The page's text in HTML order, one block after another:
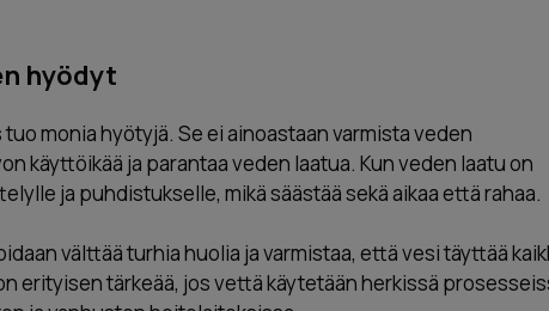
hyödyt
monia hyötyjä. Se ei ainoastaan varmista veden
käyttöikää ja parantaa veden laatua. Kun veden laatu on
ja puhdistukselle, mikä säästää sekä aikaa että rahaa.
välttää turhia huolia ja varmistaa, että vesi täyttää
erityisen tärkeää, jos vettä käytetään herkissä